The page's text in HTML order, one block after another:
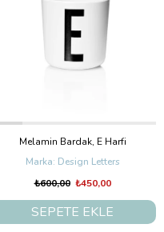
Melamin Bardak, E Harfi
Design Letters
₺450,00
₺600,00
SEPETE EKLE